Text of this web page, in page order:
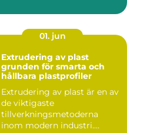
01. jun
Extrudering av plast
grunden för smarta och
hållbara plastprofiler
Extrudering av plast är en av
de viktigaste
tillverkningsmetoderna
inom modern industri.